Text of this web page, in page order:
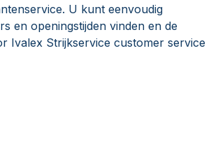
U kunt eenvoudig
en openingstijden vinden en de
Ivalex Strijkservice customer service